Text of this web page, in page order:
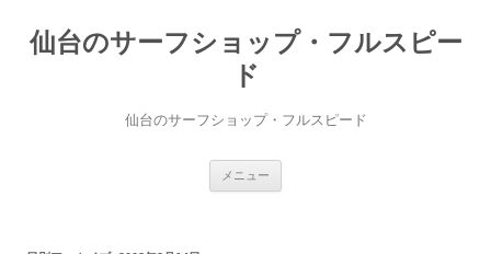
仙台のサーフショップ・フルスピー
ド
仙台のサーフショップ・フルスピード
メニュー